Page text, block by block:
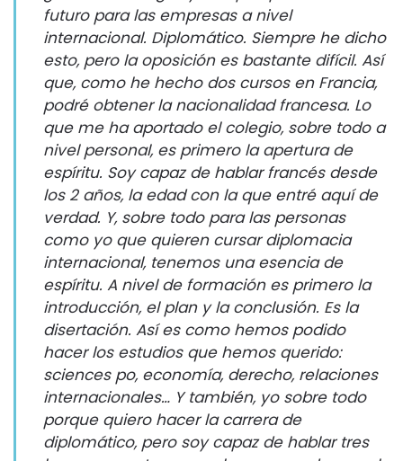
futuro para las empresas a nivel
internacional. Diplomático. Siempre he dicho
esto, pero la oposición es bastante difícil. Así
que, como he hecho dos cursos en Francia,
podré obtener la nacionalidad francesa. Lo
que me ha aportado el colegio, sobre todo a
nivel personal, es primero la apertura de
espíritu. Soy capaz de hablar francés desde
los 2 años, la edad con la que entré aquí de
verdad. Y, sobre todo para las personas
como yo que quieren cursar diplomacia
internacional, tenemos una esencia de
espíritu. A nivel de formación es primero la
introducción, el plan y la conclusión. Es la
disertación. Así es como hemos podido
hacer los estudios que hemos querido:
sciences po, economía, derecho, relaciones
internacionales… Y también, yo sobre todo
porque quiero hacer la carrera de
diplomático, pero soy capaz de hablar tres